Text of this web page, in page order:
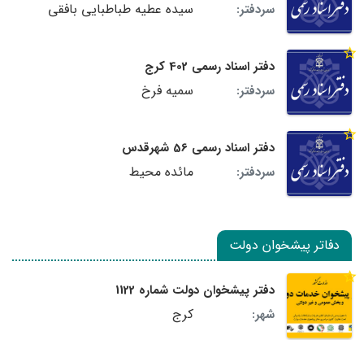
سردفتر:
سیده عطیه طباطبایی بافقی
دفتر اسناد رسمی 402 کرج
سردفتر:
سمیه فرخ
دفتر اسناد رسمی 56 شهرقدس
سردفتر:
مائده محیط
دفاتر پیشخوان دولت
دفتر پیشخوان دولت شماره 1122
شهر:
کرج